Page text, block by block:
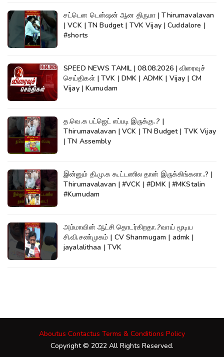
சட்டென டென்ஷன் ஆன திருமா | Thirumavalavan
| VCK | TN Budget | TVK Vijay | Cuddalore |
#shorts
SPEED NEWS TAMIL | 08.08.2026 | விரைவுச்
செய்திகள் | TVK | DMK | ADMK | Vijay | CM
Vijay | Kumudam
த.வெ.க பட்ஜெட் எப்படி இருக்கு..? |
Thirumavalavan | VCK | TN Budget | TVK Vijay
| TN Assembly
இன்னும் தி.மு.க கூட்டணில தான் இருக்கிங்களா..? |
Thirumavalavan | #VCK | #DMK | #MKStalin
#Kumudam
அம்மாவின் ஆட்சி தொடர்கிறதா..?வாய் மூடிய
சி.வி.சண்முகம் | CV Shanmugam | admk |
jayalalithaa | TVK
Aboutus Contactus Terms & Conditions Policy
Copyright © 2022 All Rights Reserved.